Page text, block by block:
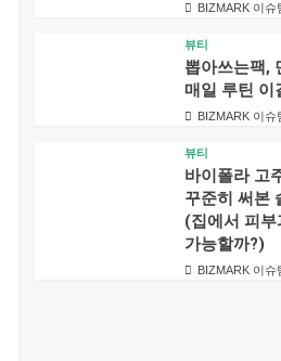
BIZMARK 이슈
뷰티
뽑아쓰는팩,
매일 루틴 이
BIZMARK 이슈
뷰티
바이폴라 고
꾸준히 써본
(집에서 피부
가능할까?)
BIZMARK 이슈